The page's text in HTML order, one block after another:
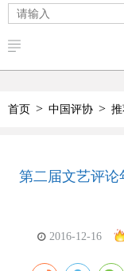
首页 > 中国评协 >
第二届文艺评论
2016-12-16